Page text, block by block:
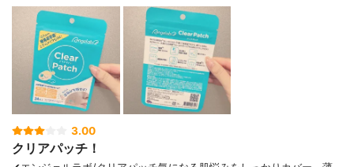
3.00
クリアパッチ！